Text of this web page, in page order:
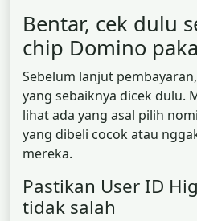
Bentar, cek dulu
chip Domino
Sebelum lanjut
yang sebaiknya dicek dulu.
lihat ada yang asal pilih
yang dibeli cocok atau
mereka.
Pastikan User ID
tidak salah